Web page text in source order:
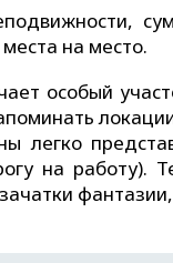
на место.
особый
легко
на работу).